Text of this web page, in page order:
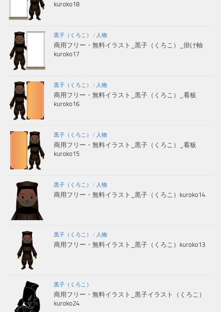
kuroko18
黒子（くろこ） / 人物
商用フリー・無料イラスト_黒子（くろこ）_掛け軸
kuroko17
黒子（くろこ） / 人物
商用フリー・無料イラスト_黒子（くろこ）_看板
kuroko16
黒子（くろこ） / 人物
商用フリー・無料イラスト_黒子（くろこ）_看板
kuroko15
黒子（くろこ） / 人物
商用フリー・無料イラスト_黒子（くろこ）kuroko14
黒子（くろこ） / 人物
商用フリー・無料イラスト_黒子（くろこ）kuroko13
黒子（くろこ）
商用フリー・無料イラスト_黒子イラスト（くろこ）
kuroko24